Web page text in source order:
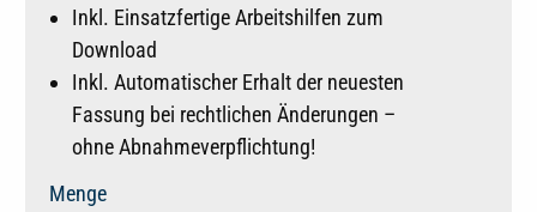
Inkl. Einsatzfertige Arbeitshilfen zum
Download
Inkl. Automatischer Erhalt der neuesten
Fassung bei rechtlichen Änderungen –
ohne Abnahmeverpflichtung!
Menge